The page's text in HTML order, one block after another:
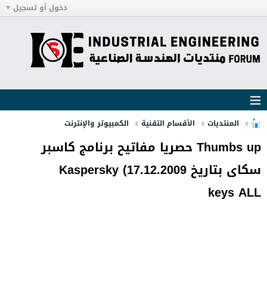
دخول أو تسجيل
المنتديات الأقسام التقنية الكمبيوتر والإنترنت
Thumbs up حصريا مفاتيح برنامج كاسبر
سكاى بتاريخ 17.12.2009) Kaspersky
keys ALL